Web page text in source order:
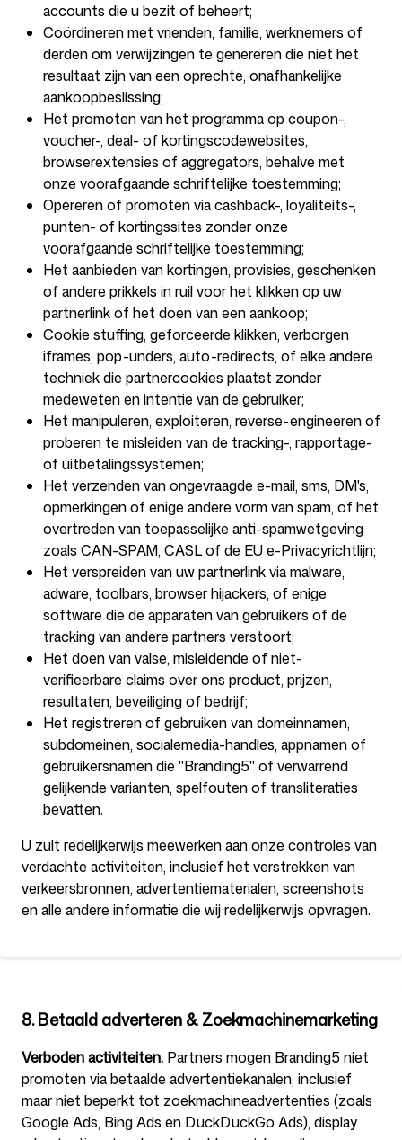
accounts die u bezit of beheert;
Coördineren met vrienden, familie, werknemers of
derden om verwijzingen te genereren die niet het
resultaat zijn van een oprechte, onafhankelijke
aankoopbeslissing;
Het promoten van het programma op coupon-,
voucher-, deal- of kortingscodewebsites,
browserextensies of aggregators, behalve met
onze voorafgaande schriftelijke toestemming;
Opereren of promoten via cashback-, loyaliteits-,
punten- of kortingssites zonder onze
voorafgaande schriftelijke toestemming;
Het aanbieden van kortingen, provisies, geschenken
of andere prikkels in ruil voor het klikken op uw
partnerlink of het doen van een aankoop;
Cookie stuffing, geforceerde klikken, verborgen
iframes, pop-unders, auto-redirects, of elke andere
techniek die partnercookies plaatst zonder
medeweten en intentie van de gebruiker;
Het manipuleren, exploiteren, reverse-engineeren of
proberen te misleiden van de tracking-, rapportage-
of uitbetalingssystemen;
Het verzenden van ongevraagde e-mail, sms, DM's,
opmerkingen of enige andere vorm van spam, of het
overtreden van toepasselijke anti-spamwetgeving
zoals CAN-SPAM, CASL of de EU e-Privacyrichtlijn;
Het verspreiden van uw partnerlink via malware,
adware, toolbars, browser hijackers, of enige
software die de apparaten van gebruikers of de
tracking van andere partners verstoort;
Het doen van valse, misleidende of niet-
verifieerbare claims over ons product, prijzen,
resultaten, beveiliging of bedrijf;
Het registreren of gebruiken van domeinnamen,
subdomeinen, socialemedia-handles, appnamen of
gebruikersnamen die "Branding5" of verwarrend
gelijkende varianten, spelfouten of transliteraties
bevatten.
U zult redelijkerwijs meewerken aan onze controles van
verdachte activiteiten, inclusief het verstrekken van
verkeersbronnen, advertentiematerialen, screenshots
en alle andere informatie die wij redelijkerwijs opvragen.
8. Betaald adverteren & Zoekmachinemarketing
Verboden activiteiten. Partners mogen Branding5 niet
promoten via betaalde advertentiekanalen, inclusief
maar niet beperkt tot zoekmachineadvertenties (zoals
Google Ads, Bing Ads en DuckDuckGo Ads), display